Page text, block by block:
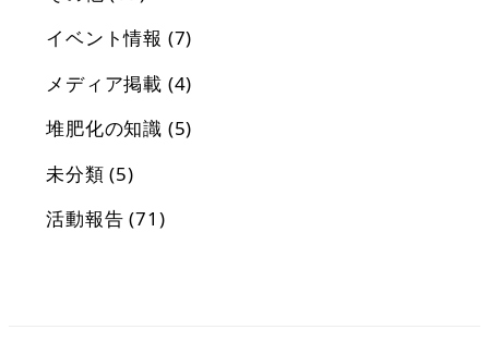
イベント情報 (7)
メディア掲載 (4)
堆肥化の知識 (5)
未分類 (5)
活動報告 (71)